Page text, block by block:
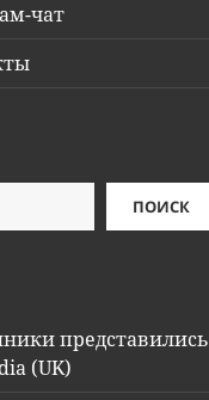
чат
ПОИСК
представились
(UK)